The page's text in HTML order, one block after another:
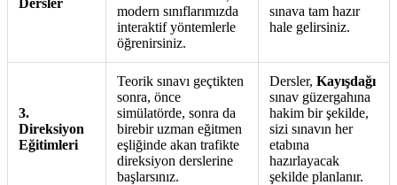
modern sınıflarımızda
interaktif yöntemlerle
öğrenirsiniz.
sınava tam hazır
hale gelirsiniz.
3.
Direksiyon
Eğitimleri
Teorik sınavı geçtikten
sonra, önce
simülatörde, sonra da
birebir uzman eğitmen
eşliğinde akan trafikte
direksiyon derslerine
başlarsınız.
Dersler, Kayışdağı
sınav güzergahına
hakim bir şekilde,
sizi sınavın her
etabına
hazırlayacak
şekilde planlanır.